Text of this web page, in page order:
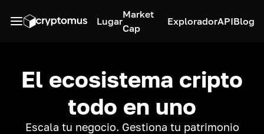
Lugar
Market
Cap
ExploradorAPIBlog
El ecosistema cripto
todo en uno
Escala tu negocio. Gestiona tu patrimonio